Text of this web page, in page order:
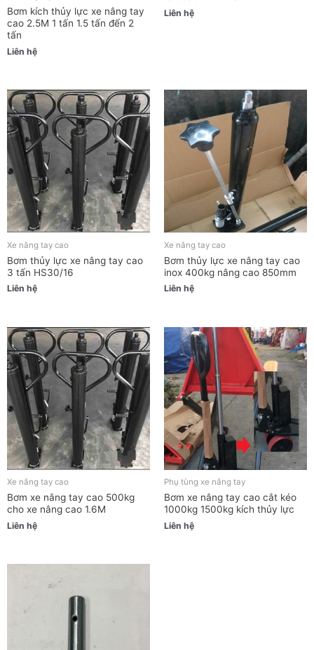
Bơm kích thủy lực xe nâng tay
cao 2.5M 1 tấn 1.5 tấn đến 2
tấn
Liên hệ
Liên hệ
Xe nâng tay cao
Bơm thủy lực xe nâng tay cao
3 tấn HS30/16
Liên hệ
Xe nâng tay cao
Bơm thủy lực xe nâng tay cao
inox 400kg nâng cao 850mm
Liên hệ
Xe nâng tay cao
Bơm xe nâng tay cao 500kg
cho xe nâng cao 1.6M
Liên hệ
Phụ tùng xe nâng tay
Bơm xe nâng tay cao cắt kéo
1000kg 1500kg kích thủy lực
Liên hệ